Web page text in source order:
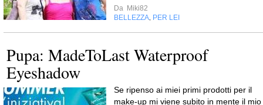
Da Miki82
BELLEZZA PER LEI
Pupa: MadeToLast Waterproof
Eyeshadow
Se ripenso ai miei primi prodotti per il
make-up mi viene subito in mente il mio